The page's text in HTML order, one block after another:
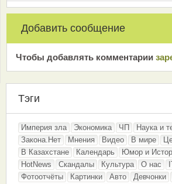
Добавить сообщение
Чтобы добавлять комментарии
Тэги
Империя зла Экономика ЧП Наука и
Закона.Нет
Мнения Видео В мире
В Казахстане
Календарь Юмор и
HotNews
Скандалы Культура О нас
Фотоотчёты
Картинки Авто Девчонки